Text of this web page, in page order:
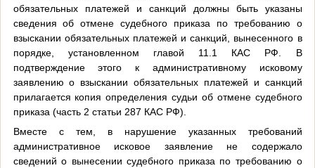
обязательных платежей и санкций должны быть указаны
сведения об отмене судебного приказа по требованию о
взыскании обязательных платежей и санкций, вынесенного в
порядке, установленном главой 11.1 КАС РФ. В
подтверждение этого к административному исковому
заявлению о взыскании обязательных платежей и санкций
прилагается копия определения судьи об отмене судебного
приказа (часть 2 статьи 287 КАС РФ).
Вместе с тем, в нарушение указанных требований
административное исковое заявление не содержало
сведений о вынесении судебного приказа по требованию о